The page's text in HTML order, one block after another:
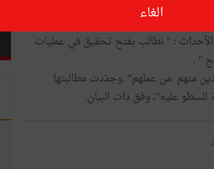
1978.
الذكرى الأربعين لهذه الأحداث : " نطالب بفتح تحقيق في عمليات
" .
منهم من عملهم" .وجدّدت مطالبتها
للسطو عليه"، وفق ذات البيان.
الغاء